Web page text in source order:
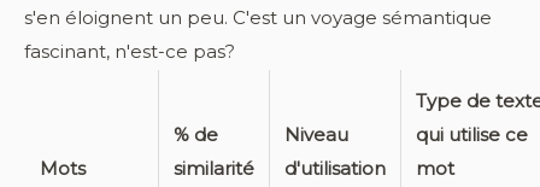
s'en éloignent un peu. C'est un voyage sémantique
fascinant, n'est-ce pas?
Mots
% de
similarité
Niveau
d'utilisation
Type de
qui utilise ce
mot